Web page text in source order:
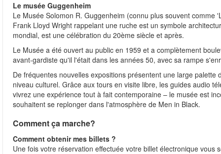
Le musée Guggenheim
Le Musée Solomon R. Guggenheim (connu plus souvent
Frank Lloyd Wright rappelant une ruche est un symbole
mondial, est une célébration du 20ème siècle et après.
Le Musée a été ouvert au public en 1959 et a complètement
avant-gardiste qu'il l'était dans les années 50, avec sa rampe
De fréquentes nouvelles expositions présentent une large
niveau culturel. Grâce aux tours en visite libre, les guides audio
vivrez une expérience tout à fait contemporaine – le musée est
souhaitent se replonger dans l'atmosphère de Men in Black.
Comment ça marche?
Comment obtenir mes billets ?
Une fois votre réservation effectuée votre billet électronique